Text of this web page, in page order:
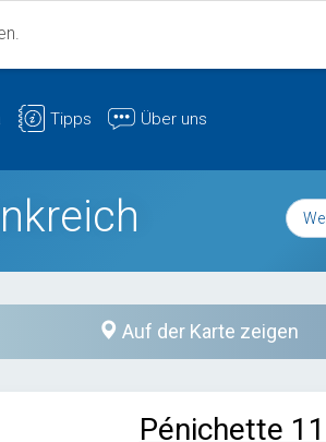
Tipps Über uns
Auf der Karte zeigen
Pénichette